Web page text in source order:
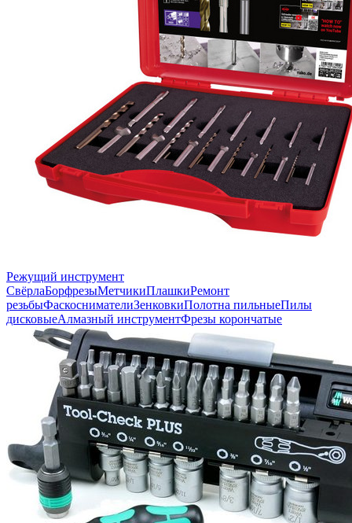
Режущий инструмент
СвёрлаБорфрезыМетчикиПлашкиРемонт
резьбыФаскоснимателиЗенковкиПолотна пильныеПилы
дисковыеАлмазный инструментФрезы корончатые